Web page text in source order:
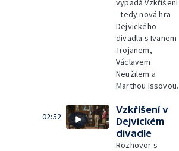
vypadá Vzkříšení
- tedy nová hra
Dejvického
divadla s Ivanem
Trojanem,
Václavem
Neužilem a
Marthou Issovou.
02:52
Vzkříšení v
Dejvickém
divadle
Rozhovor s